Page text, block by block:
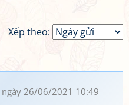
Xếp theo:
ngày 26/06/2021 10:49